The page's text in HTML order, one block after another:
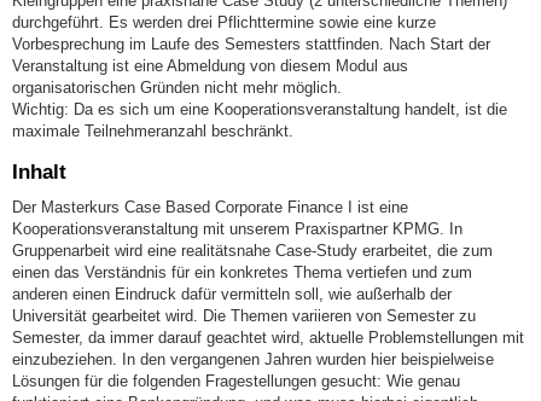
durchgeführt. Es werden drei Pflichttermine sowie eine kurze
Vorbesprechung im Laufe des Semesters stattfinden. Nach Start der
Veranstaltung ist eine Abmeldung von diesem Modul aus
organisatorischen Gründen nicht mehr möglich.
Wichtig: Da es sich um eine Kooperationsveranstaltung handelt, ist die
maximale Teilnehmeranzahl beschränkt.
Inhalt
Der Masterkurs Case Based Corporate Finance I ist eine
Kooperationsveranstaltung mit unserem Praxispartner KPMG. In
Gruppenarbeit wird eine realitätsnahe Case-Study erarbeitet, die zum
einen das Verständnis für ein konkretes Thema vertiefen und zum
anderen einen Eindruck dafür vermitteln soll, wie außerhalb der
Universität gearbeitet wird. Die Themen variieren von Semester zu
Semester, da immer darauf geachtet wird, aktuelle Problemstellungen mit
einzubeziehen. In den vergangenen Jahren wurden hier beispielweise
Lösungen für die folgenden Fragestellungen gesucht: Wie genau